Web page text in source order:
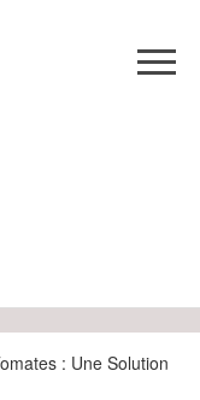
: Une Solution